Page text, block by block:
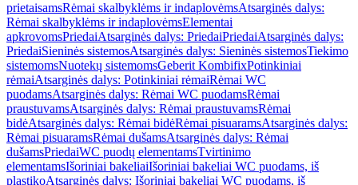
prietaisamsRėmai skalbyklėms ir indaplovėmsAtsarginės dalys:
Rėmai skalbyklėms ir indaplovėmsElementai
apkrovomsPriedaiAtsarginės dalys: PriedaiPriedaiAtsarginės dalys:
PriedaiSieninės sistemosAtsarginės dalys: Sieninės sistemosTiekimo
sistemomsNuotekų sistemomsGeberit KombifixPotinkiniai
rėmaiAtsarginės dalys: Potinkiniai rėmaiRėmai WC
puodamsAtsarginės dalys: Rėmai WC puodamsRėmai
praustuvamsAtsarginės dalys: Rėmai praustuvamsRėmai
bidėAtsarginės dalys: Rėmai bidėRėmai pisuaramsAtsarginės dalys:
Rėmai pisuaramsRėmai dušamsAtsarginės dalys: Rėmai
dušamsPriedaiWC puodų elementamsTvirtinimo
elementamsIšoriniai bakeliaiIšoriniai bakeliai WC puodams, iš
plastikoAtsarginės dalys: Išoriniai bakeliai WC puodams, iš